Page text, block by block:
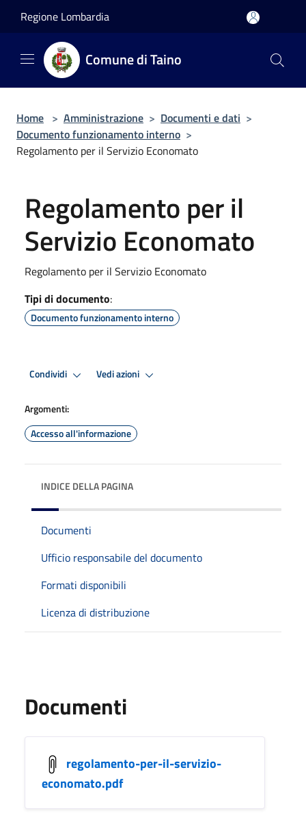
Regione Lombardia
Comune di Taino
Home > Amministrazione > Documenti e dati >
Documento funzionamento interno >
Regolamento per il Servizio Economato
Regolamento per il
Servizio Economato
Regolamento per il Servizio Economato
Tipi di documento:
Documento funzionamento interno
Condividi Vedi azioni
Argomenti:
Accesso all'informazione
INDICE DELLA PAGINA
Documenti
Ufficio responsabile del documento
Formati disponibili
Licenza di distribuzione
Documenti
regolamento-per-il-servizio-
economato.pdf